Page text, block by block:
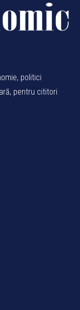
politici
pentru cititori